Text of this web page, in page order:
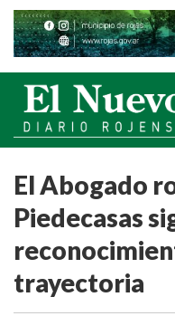
El Abogado
Piedecasas
trayectoria